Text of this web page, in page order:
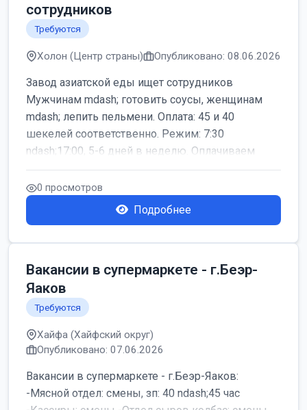
сотрудников
Требуются
Холон (Центр страны) Опубликовано: 08.06.2026
Завод азиатской еды ищет сотрудников
Мужчинам mdash; готовить соусы, женщинам
mdash; лепить пельмени. Оплата: 45 и 40
шекелей соответственно. Режим: 7:30
ndash;17:00, 5-6 дней в неделю. Оплачиваем
дор...
0 просмотров
Подробнее
Вакансии в супермаркете - г.Беэр-
Яаков
Требуются
Хайфа (Хайфский округ)
Опубликовано: 07.06.2026
Вакансии в супермаркете - г.Беэр-Яаков:
-Мясной отдел: смены, зп: 40 ndash;45 час